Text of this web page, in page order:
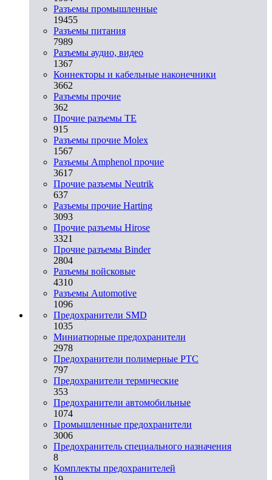
Разъeмы промышленные
19455
Разъeмы питания
7989
Разъeмы аудио, видео
1367
Коннекторы и кабельные наконечники
3662
Разъeмы прочие
362
Прочие разъемы TE
915
Разъемы прочие Molex
1567
Разъемы Amphenol прочие
3617
Прочие разъемы Neutrik
637
Разъемы прочие Harting
3093
Прочие разъемы Hirose
3321
Прочие разъемы Binder
2804
Разъемы войсковые
4310
Разъeмы Automotive
1096
Предохранители SMD
1035
Миниатюрные предохранители
2978
Предохранители полимерные PTC
797
Предохранители термические
353
Предохранители автомобильные
1074
Промышленные предохранители
3006
Предохранитель специального назначения
8
Комплекты предохранителей